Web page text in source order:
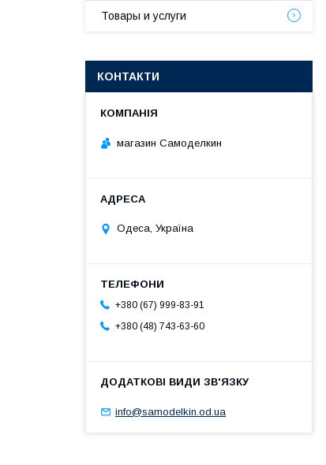
Товары и услуги
КОНТАКТИ
магазин Самоделкин
Одеса, Україна
+380 (67) 999-83-91
+380 (48) 743-63-60
info@samodelkin.od.ua